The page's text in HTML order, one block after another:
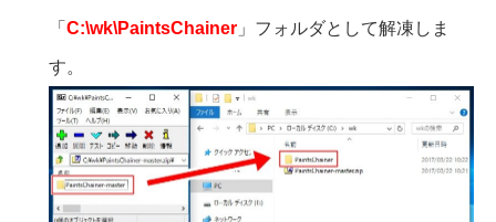
「 C:\wk\PaintsChainer 」フォルダとして解凍しま
す。